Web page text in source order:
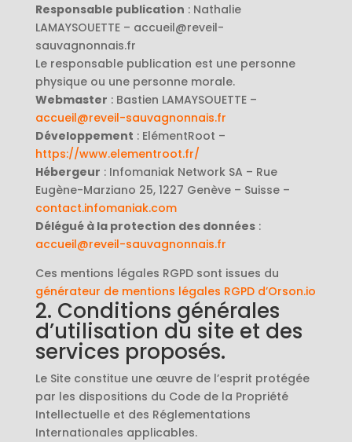
Responsable publication : Nathalie
LAMAYSOUETTE – accueil@reveil-
sauvagnonnais.fr
Le responsable publication est une personne
physique ou une personne morale.
Webmaster : Bastien LAMAYSOUETTE –
accueil@reveil-sauvagnonnais.fr
Développement : ElémentRoot –
https://www.elementroot.fr/
Hébergeur : Infomaniak Network SA – Rue
Eugène-Marziano 25, 1227 Genève – Suisse –
contact.infomaniak.com
Délégué à la protection des données:
accueil@reveil-sauvagnonnais.fr
Ces mentions légales RGPD sont issues du
générateur de mentions légales RGPD d’Orson.io
2. Conditions générales
d’utilisation du site et des
services proposés.
Le Site constitue une œuvre de l’esprit protégée
par les dispositions du Code de la Propriété
Intellectuelle et des Réglementations
Internationales applicables.